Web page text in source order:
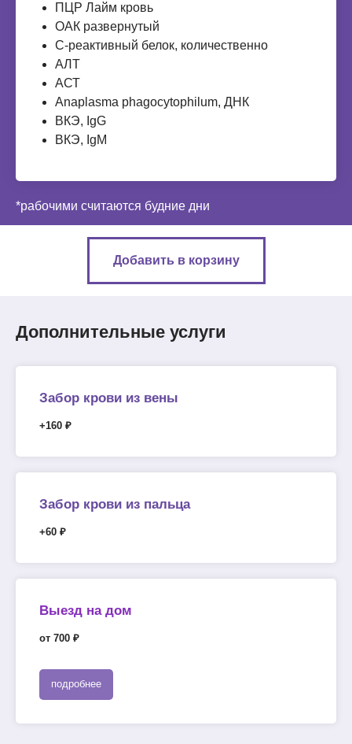
ПЦР Лайм кровь
ОАК развернутый
С-реактивный белок, количественно
АЛТ
АСТ
Anaplasma phagocytophilum, ДНК
ВКЭ, IgG
ВКЭ, IgM
*рабочими считаются будние дни
Добавить в корзину
Дополнительные услуги
Забор крови из вены
+160 ₽
Забор крови из пальца
+60 ₽
Выезд на дом
от 700 ₽
подробнее